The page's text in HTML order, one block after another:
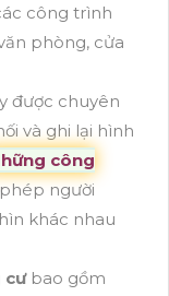
công trình
phòng, cửa
được chuyên
và ghi lại hình
công
người
khác nhau
cư bao gồm